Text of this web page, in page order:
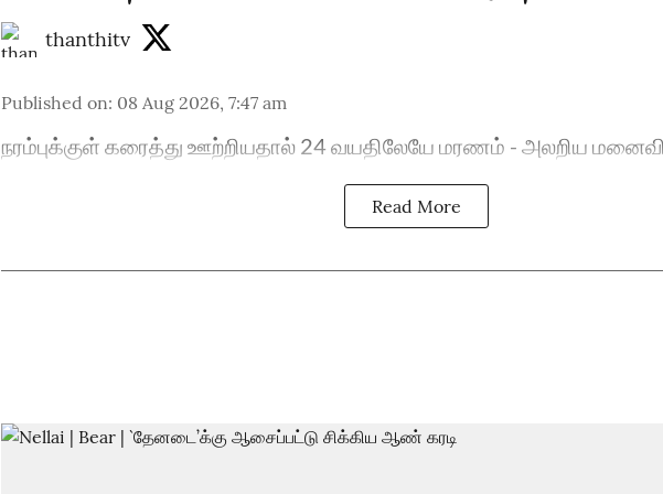
thanthitv
Published on: 08 Aug 2026, 7:47 am
நரம்புக்குள் கரைத்து ஊற்றியதால் 24 வயதிலேயே மரணம் - அலறிய
Read More